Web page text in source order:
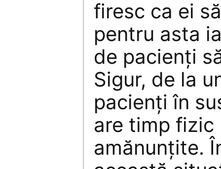
firesc ca ei
pentru asta
de pacienţi
Sigur, de la
pacienţi în
are timp
amănunţite.